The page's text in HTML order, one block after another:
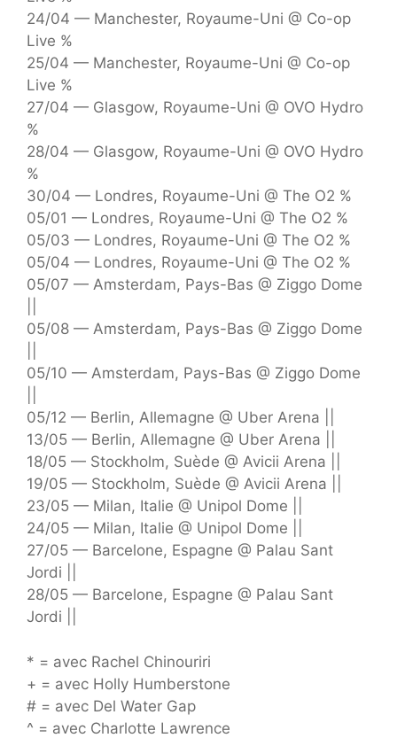
24/04 — Manchester, Royaume-Uni @ Co-op
Live %
25/04 — Manchester, Royaume-Uni @ Co-op
Live %
27/04 — Glasgow, Royaume-Uni @ OVO Hydro
%
28/04 — Glasgow, Royaume-Uni @ OVO Hydro
%
30/04 — Londres, Royaume-Uni @ The O2 %
05/01 — Londres, Royaume-Uni @ The O2 %
05/03 — Londres, Royaume-Uni @ The O2 %
05/04 — Londres, Royaume-Uni @ The O2 %
05/07 — Amsterdam, Pays-Bas @ Ziggo Dome
05/08 — Amsterdam, Pays-Bas @ Ziggo Dome
05/10 — Amsterdam, Pays-Bas @ Ziggo Dome
05/12 — Berlin, Allemagne @ Uber Arena ||
13/05 — Berlin, Allemagne @ Uber Arena ||
18/05 — Stockholm, Suède @ Avicii Arena ||
19/05 — Stockholm, Suède @ Avicii Arena ||
23/05 — Milan, Italie @ Unipol Dome ||
24/05 — Milan, Italie @ Unipol Dome ||
27/05 — Barcelone, Espagne @ Palau Sant
Jordi ||
28/05 — Barcelone, Espagne @ Palau Sant
Jordi ||
* = avec Rachel Chinouriri
+ = avec Holly Humberstone
# = avec Del Water Gap
^ = avec Charlotte Lawrence